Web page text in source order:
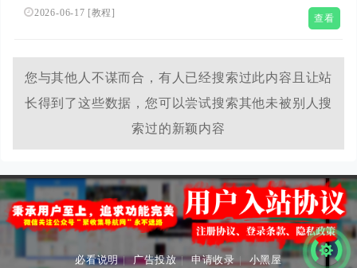
无货源电商，抖音引流工具、网站源码、软件源码、技术教
程、无人直播等等网络资源分享，是全网最大的资源网！
2026-06-17 [教程] 查看
您与其他人不谋而合，有人已经搜索过此内容且让站
长得到了这些数据，您可以尝试搜索其他未被别人搜
索过的新颖内容
必看说明 | 广告投放 | 申请收录 | 小黑屋